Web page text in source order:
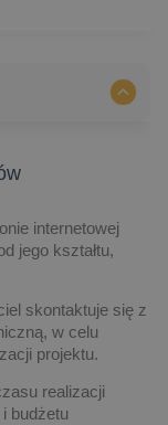
internetowej
jego kształtu,
skontaktuje się z
w celu
projektu.
realizacji
budżetu